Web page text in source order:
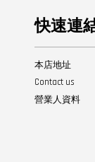
快速連
本店地址
Contact us
營業人資料